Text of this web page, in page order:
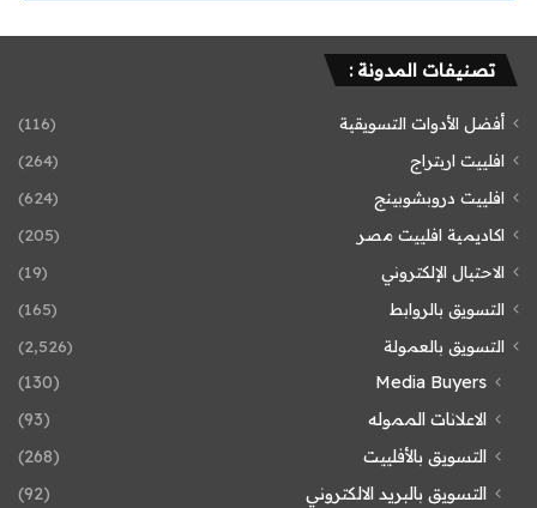
تصنيفات المدونة :
أفضل الأدوات التسويقية
(116)
افلييت اربتراج
(264)
افلييت دروبشوبينج
(624)
اكاديمية افلييت مصر
(205)
الاحتيال الإلكتروني
(19)
التسويق بالروابط
(165)
التسويق بالعمولة
(2٬526)
Media Buyers
(130)
الاعلانات المموله
(93)
التسويق بالأفلييت
(268)
التسويق بالبريد الالكتروني
(92)